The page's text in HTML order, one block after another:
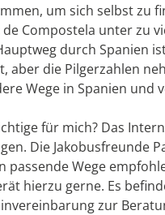
um sich selbst zu
Compostela unter zu
durch Spanien
aber die Pilgerzahlen
Wege in Spanien
für mich? Das
Die Jakobusfreunde
passende Wege
hierzu gerne. Es
zur